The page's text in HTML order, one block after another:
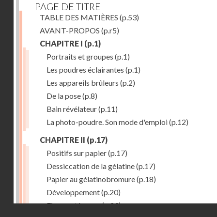
PAGE DE TITRE
TABLE DES MATIÈRES (p.53)
AVANT-PROPOS (p.r5)
CHAPITRE I (p.1)
Portraits et groupes (p.1)
Les poudres éclairantes (p.1)
Les appareils brûleurs (p.2)
De la pose(p.8)
Bain révélateur(p.11)
La photo-poudre. Son mode d'emploi(p.12)
CHAPITRE II (p.17)
Positifs sur papier(p.17)
Dessiccation de la gélatine(p.17)
Papier au gélatinobromure(p.18)
Développement(p.20)
Fixage et lavage(p.23)